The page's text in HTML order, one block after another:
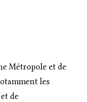
Métropole et de
les
de